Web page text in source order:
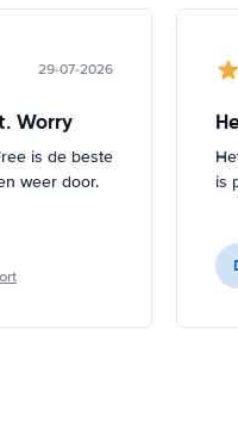
29-07-2026
Worry
is de beste
weer door.
is